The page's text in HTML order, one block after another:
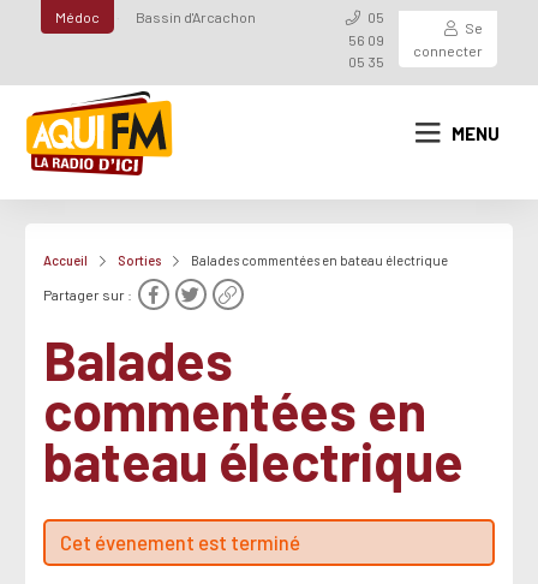
Médoc Bassin d'Arcachon
05
56 09
05 35
Se
connecter
MENU
Accueil Sorties Balades commentées en bateau électrique
Partager sur :
Balades
commentées en
bateau électrique
Cet évenement est terminé